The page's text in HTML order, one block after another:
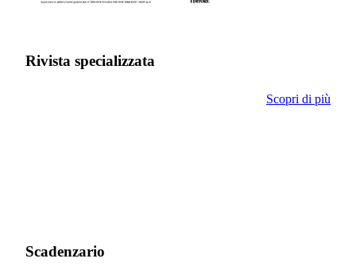
Rivista specializzata
Scopri di più
Scadenzario